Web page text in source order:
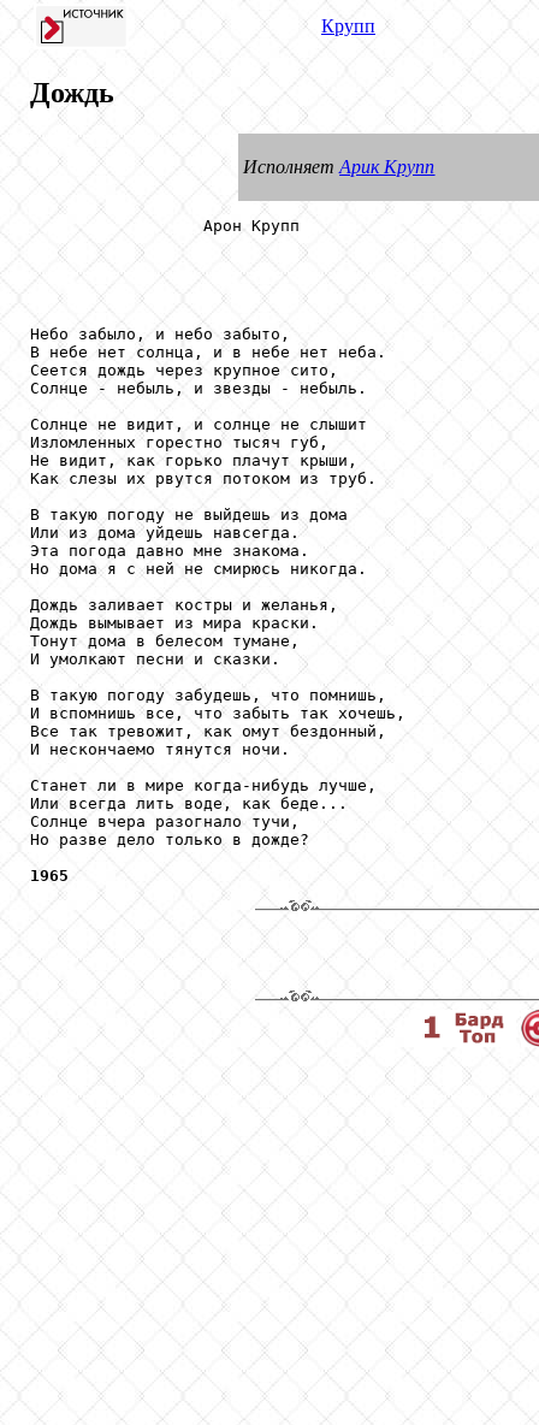
Крупп
Дождь
ИсполняетАрик Крупп
                  Арон Крупп
Небо забыло, и небо забыто,
В небе нет солнца, и в небе нет неба.
Сеется дождь через крупное сито,
Солнце - небыль, и звезды - небыль.
Солнце не видит, и солнце не слышит
Изломленных горестно тысяч губ,
Не видит, как горько плачут крыши,
Как слезы их рвутся потоком из труб.
В такую погоду не выйдешь из дома
Или из дома уйдешь навсегда.
Эта погода давно мне знакома.
Но дома я с ней не смирюсь никогда.
Дождь заливает костры и желанья,
Дождь вымывает из мира краски.
Тонут дома в белесом тумане,
И умолкают песни и сказки.
В такую погоду забудешь, что помнишь,
И вспомнишь все, что забыть так хочешь,
Все так тревожит, как омут бездонный,
И нескончаемо тянутся ночи.
Станет ли в мире когда-нибудь лучше,
Или всегда лить воде, как беде...
Солнце вчера разогнало тучи,
Но разве дело только в дожде?
1965